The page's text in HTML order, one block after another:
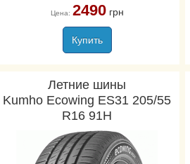
Цена: 2490грн
Купить
Летние шины
Kumho Ecowing ES31 205/55
R16 91H